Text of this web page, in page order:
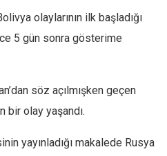
olaylarının ilk başladığı
5 gün sonra gösterime
söz açılmışken geçen
bir olay yaşandı.
yayınladığı makalede Rusya